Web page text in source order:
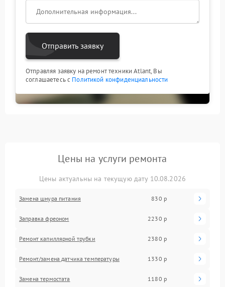
Отправить заявку
Отправляя заявку на ремонт техники Atlant, Вы
соглашаетесь с Политикой конфиденциальности
Цены на услуги ремонта
Цены актуальны на текущую дату 10.08.2026
Замена шнура питания 830 р
Заправка фреоном 2230 р
Ремонт капиллярной трубки 2380 р
Ремонт/замена датчика температуры 1330 р
Замена термостата 1180 р